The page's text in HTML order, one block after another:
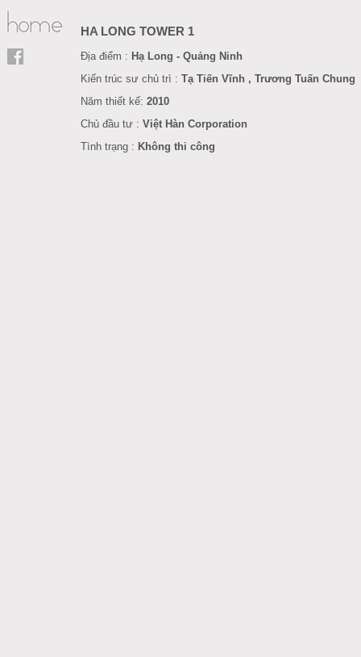
HA LONG TOWER 1
Địa điểm : Hạ Long - Quảng Ninh
Kiến trúc sư chủ trì : Tạ Tiến Vĩnh , Trương Tuấn Chung
Năm thiết kế: 2010
Chủ đầu tư : Việt Hàn Corporation
Tình trạng : Không thi công